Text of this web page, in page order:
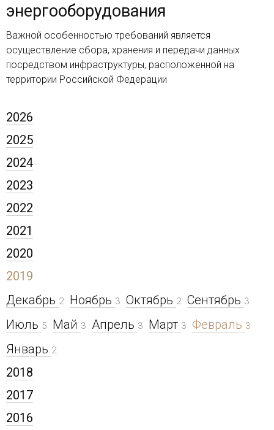
энергооборудования
Важной особенностью требований является
осуществление сбора, хранения и передачи данных
посредством инфраструктуры, расположенной на
территории Российской Федерации
2026
2025
2024
2023
2022
2021
2020
2019
Декабрь 2 Ноябрь 3 Октябрь 2 Сентябрь 3
Июль 5 Май 3 Апрель 3 Март 3 Февраль 3
Январь 2
2018
2017
2016